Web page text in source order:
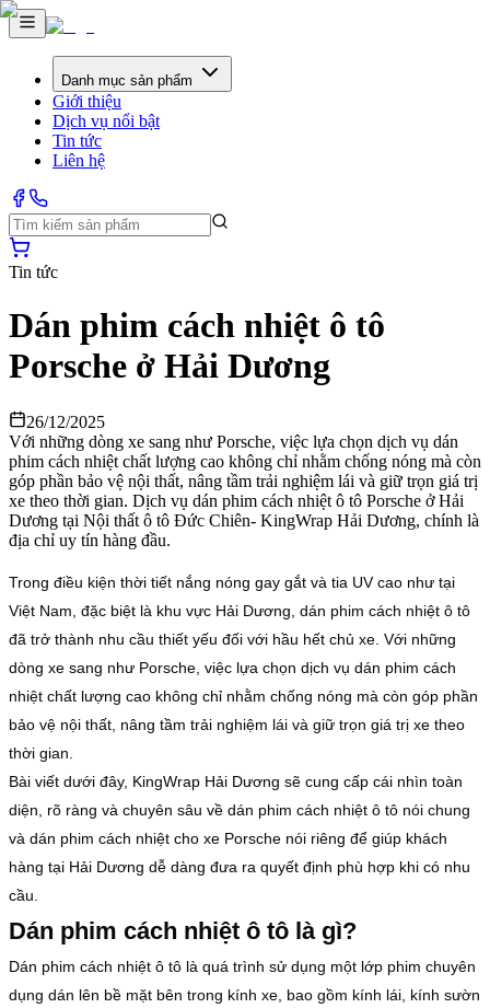
Danh mục sản phẩm
Giới thiệu
Dịch vụ nổi bật
Tin tức
Liên hệ
Tin tức
Dán phim cách nhiệt ô tô
Porsche ở Hải Dương
26/12/2025
Với những dòng xe sang như Porsche, việc lựa chọn dịch vụ dán
phim cách nhiệt chất lượng cao không chỉ nhằm chống nóng mà còn
góp phần bảo vệ nội thất, nâng tầm trải nghiệm lái và giữ trọn giá trị
xe theo thời gian. Dịch vụ dán phim cách nhiệt ô tô Porsche ở Hải
Dương tại Nội thất ô tô Đức Chiên- KingWrap Hải Dương, chính là
địa chỉ uy tín hàng đầu.
Trong điều kiện thời tiết nắng nóng gay gắt và tia UV cao như tại
Việt Nam, đặc biệt là khu vực Hải Dương, dán phim cách nhiệt ô tô
đã trở thành nhu cầu thiết yếu đối với hầu hết chủ xe. Với những
dòng xe sang như Porsche, việc lựa chọn dịch vụ dán phim cách
nhiệt chất lượng cao không chỉ nhằm chống nóng mà còn góp phần
bảo vệ nội thất, nâng tầm trải nghiệm lái và giữ trọn giá trị xe theo
thời gian.
Bài viết dưới đây, KingWrap Hải Dương sẽ cung cấp cái nhìn toàn
diện, rõ ràng và chuyên sâu về dán phim cách nhiệt ô tô nói chung
và dán phim cách nhiệt cho xe Porsche nói riêng để giúp khách
hàng tại Hải Dương dễ dàng đưa ra quyết định phù hợp khi có nhu
cầu.
Dán phim cách nhiệt ô tô là gì?
Dán phim cách nhiệt ô tô là quá trình sử dụng một lớp phim chuyên
dụng dán lên bề mặt bên trong kính xe, bao gồm kính lái, kính sườn